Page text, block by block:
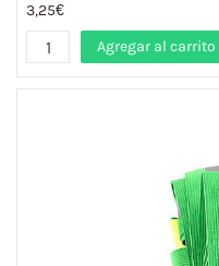
3,25€
Agregar al carrito